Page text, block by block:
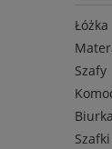
Łóżka
Szafy
Biurka